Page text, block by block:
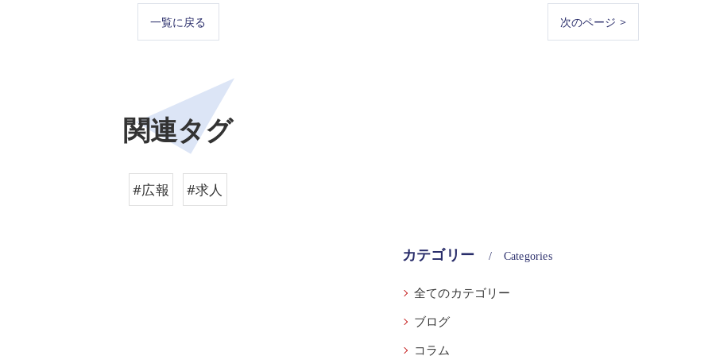
一覧に戻る 次のページ >
関連タグ
#広報 #求人
カテゴリー Categories
全てのカテゴリー
ブログ
コラム